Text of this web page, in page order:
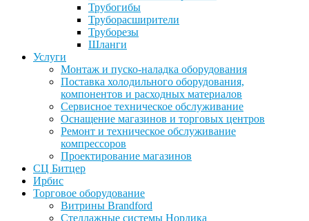
Трубогибы
Труборасширители
Труборезы
Шланги
Услуги
Монтаж и пуско-наладка оборудования
Поставка холодильного оборудования,
компонентов и расходных материалов
Сервисное техническое обслуживание
Оснащение магазинов и торговых центров
Ремонт и техническое обслуживание
компрессоров
Проектирование магазинов
СЦ Битцер
Ирбис
Торговое оборудование
Витрины Brandford
Стеллажные системы Нордика